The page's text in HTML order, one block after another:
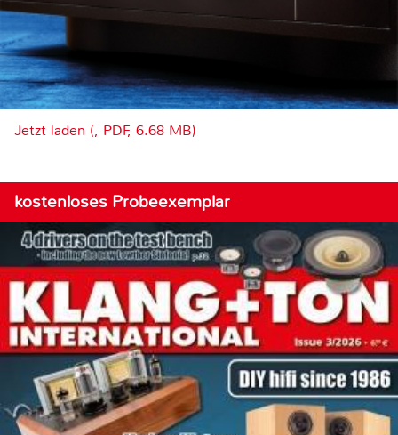
Jetzt laden (, PDF, 6.68 MB)
kostenloses Probeexemplar